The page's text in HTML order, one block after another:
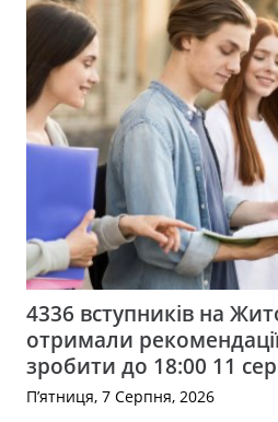
4336 вступників на
отримали
зробити до 18:00 11
П’ятниця, 7 Серпня, 2026